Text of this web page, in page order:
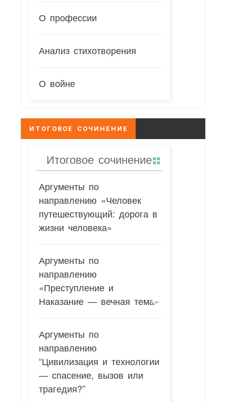
О профессии
Анализ стихотворения
О войне
ИТОГОВОЕ СОЧИНЕНИЕ
Итоговое сочинение
Аргументы по
направлению «Человек
путешествующий: дорога в
жизни человека»
Аргументы по
направлению
«Преступление и
Наказание — вечная тема»
Аргументы по
направлению
“Цивилизация и технологии
— спасение, вызов или
трагедия?”